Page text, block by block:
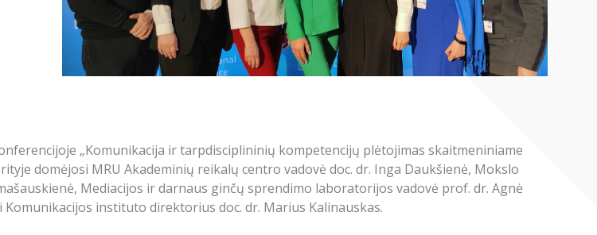
„Komunikacija ir tarpdisciplininių kompetencijų plėtojimas skaitmeniniame
domėjosi MRU Akademinių reikalų centro vadovė doc. dr. Inga Daukšienė, Mokslo
Mediacijos ir darnaus ginčų sprendimo laboratorijos vadovė prof. dr. Agnė
instituto direktorius doc. dr. Marius Kalinauskas.